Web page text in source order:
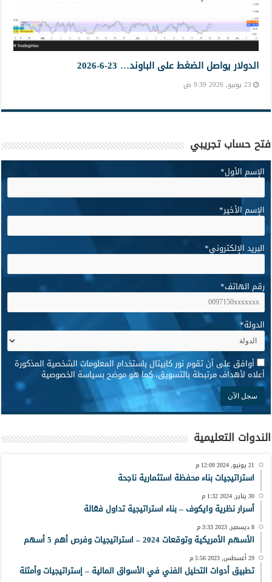
الدولار يواصل الضغط على الباوند… 23-6-2026
23 يونيو, 2026 9:39 ص
فتح حساب تجريبي
الإسم الأول*
الإسم الأخير*
البريد الإلكتروني*
رقم الهاتف*
الدولة*
* أوافق على أن تقوم نور كابيتال باستخدام المعلومات الشخصية المذكورة
أعلاه لأهداف مرتبطة بالتسويق، كما هو موضح بسياسة الخصوصية
الندوات التعليمية
21 يونيو, 2024 12:09 م
استراتيجيات بناء محفظة استثمارية ناجحة
30 يناير, 2024 1:32 م
أسرار نظرية وايكوف – بناء استراتيجية تداول فعّالة
8 ديسمبر, 2023 3:33 م
الأسهم الأمريكية وتوقعات 2024 – استراتيجيات وفرص أهم 5 أسهم
29 أغسطس, 2023 5:56 م
تطبيق أدوات التحليل الفني في الأسواق المالية – إستراتيجيات وأمثلة